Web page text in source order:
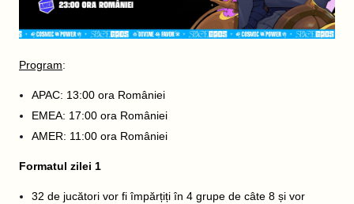
Program:
APAC: 13:00 ora României
EMEA: 17:00 ora României
AMER: 11:00 ora României
Formatul zilei 1
32 de jucători vor fi împărțiți în 4 grupe de câte 8 și vor